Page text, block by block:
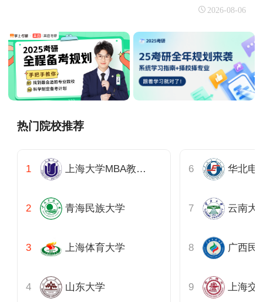
2026-08-06
热门院校推荐
上海大学MBA教育管理中心
青海民族大学
上海体育大学
山东大学
云南大
广西民